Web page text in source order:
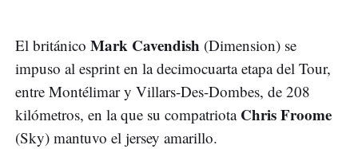
El británico Mark Cavendish (Dimension) se
impuso al esprint en la decimocuarta etapa del Tour,
entre Montélimar y Villars-Des-Dombes, de 208
kilómetros, en la que su compatriotaChris Froome
(Sky) mantuvo el jersey amarillo.